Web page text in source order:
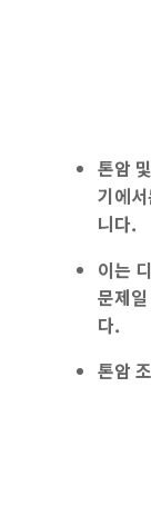
톤암
기에
니다.
이는
문제
다.
톤암